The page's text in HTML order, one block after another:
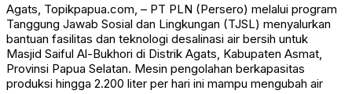
Agats, Topikpapua.com, – PT PLN (Persero) melalui program
Tanggung Jawab Sosial dan Lingkungan (TJSL) menyalurkan
bantuan fasilitas dan teknologi desalinasi air bersih untuk
Masjid Saiful Al-Bukhori di Distrik Agats, Kabupaten Asmat,
Provinsi Papua Selatan. Mesin pengolahan berkapasitas
produksi hingga 2.200 liter per hari ini mampu mengubah air